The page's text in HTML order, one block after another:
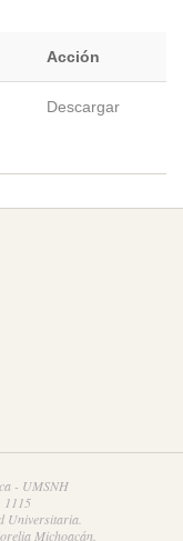
Acción
Descargar
- UMSNH
1115
Universitaria.
Michoacán.